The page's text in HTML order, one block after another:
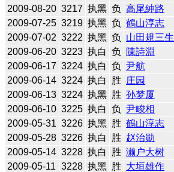
2009-08-20 3217 执黑 负 高尾紳路
2009-07-25 3219 执黑 负 鶴山淳志
2009-07-02 3222 执黑 负 山田規三生
2009-06-20 3223 执白 负 陳詩淵
2009-06-17 3224 执白 负 尹航
2009-06-14 3224 执白 胜 庄园
2009-06-13 3224 执黑 胜 孙梦厦
2009-06-10 3225 执白 负 尹畯相
2009-05-31 3226 执黑 胜 鶴山淳志
2009-05-28 3226 执白 胜 赵治勋
2009-05-14 3228 执白 胜 濑户大树
2009-05-11 3228 执黑 胜 大垣雄作